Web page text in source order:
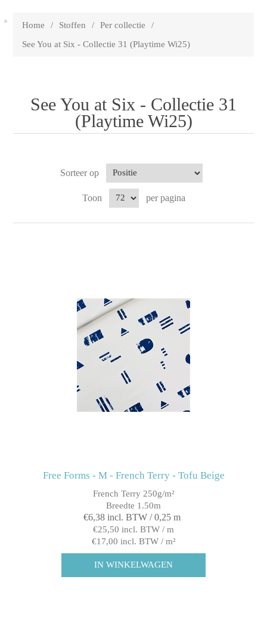
Home / Stoffen / Per collectie
/
See You at Six - Collectie 31 (Playtime Wi25)
See You at Six - Collectie 31
(Playtime Wi25)
Sorteer op
Toon per pagina
Free Forms - M - French Terry - Tofu Beige
French Terry 250g/m²
Breedte 1.50m
€6,38 incl. BTW / 0,25 m
€25,50 incl. BTW / m
€17,00 incl. BTW / m²